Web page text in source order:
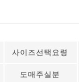
사이즈선택요령
도매주실분